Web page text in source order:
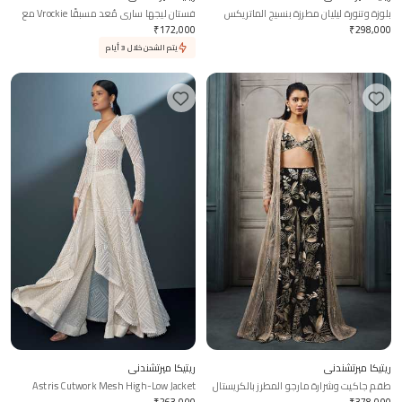
بلوزة وتنورة ليليان مطرزة بنسيج الماتريكس
₹298,000
فستان ليجها ساري مُعد مسبقًا Vrockie مع
بلوزة
₹172,000
يتم الشحن خلال 3 أيام
ريتيكا ميرتشندني
طقم جاكيت وشرارة مارجو المطرز بالكريستال
ريتيكا ميرتشندني
Astris Cutwork Mesh High-Low Jacket